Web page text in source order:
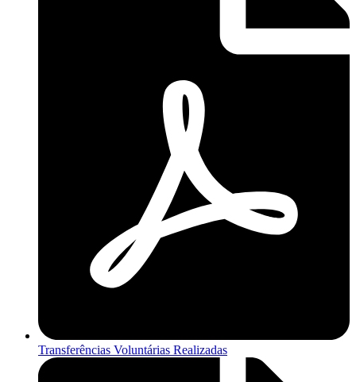
Transferências Voluntárias Realizadas